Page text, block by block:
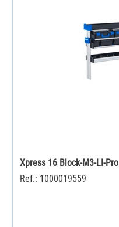
Xpress 16 Block-M3-LI-Pro
Ref.: 1000019559